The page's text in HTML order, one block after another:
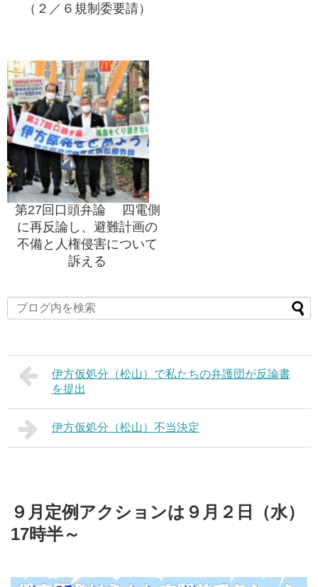
（２／６規制委要請）
第27回口頭弁論 四電側
に再反論し、避難計画の
不備と人権侵害について
訴える
伊方仮処分（松山）で私たちの弁護団が反論書
を提出
伊方仮処分（松山）不当決定
９月定例アクションは９月２日（水）
17時半～